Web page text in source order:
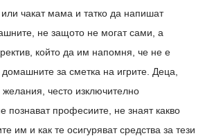
или чакат мама и татко да напишат
не защото не могат сами, а
който да им напомня, че не е
за сметка на игрите. Деца,
често изключително
познават професиите, не знаят какво
им и как те осигуряват средства за тези